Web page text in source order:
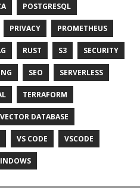
POSTGRESQL
PRIVACY PROMETHEUS
RUST S3 SECURITY
SEO SERVERLESS
TERRAFORM
VECTOR DATABASE
VS CODE VSCODE